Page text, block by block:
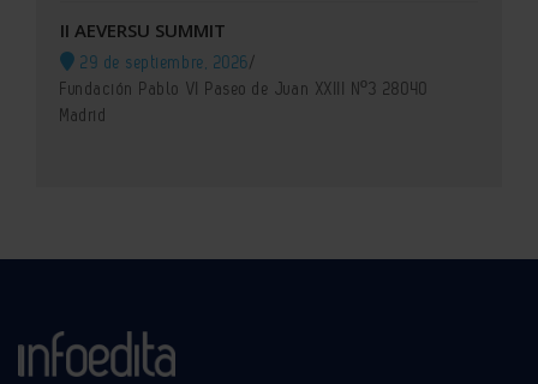
II AEVERSU SUMMIT
29 de septiembre, 2026/
Fundación Pablo VI Paseo de Juan XXIII Nº3 28040
Madrid